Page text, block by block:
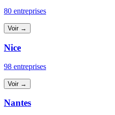
80 entreprises
Voir →
Nice
98 entreprises
Voir →
Nantes